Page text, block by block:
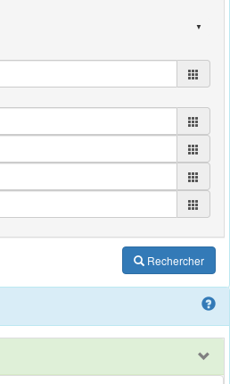
Rechercher